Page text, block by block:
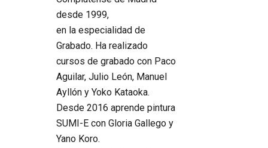
desde 1999,
en la especialidad de
Grabado. Ha realizado
cursos de grabado con Paco
Aguilar, Julio León, Manuel
Ayllón y Yoko Kataoka.
Desde 2016 aprende pintura
SUMI-E con Gloria Gallego y
Yano Koro.